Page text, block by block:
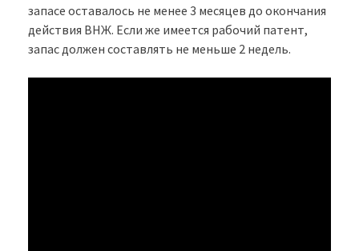
запасе оставалось не менее 3 месяцев до окончания
действия ВНЖ. Если же имеется рабочий патент,
запас должен составлять не меньше 2 недель.